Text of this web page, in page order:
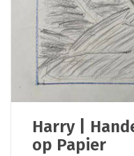
Harry |
op Papier